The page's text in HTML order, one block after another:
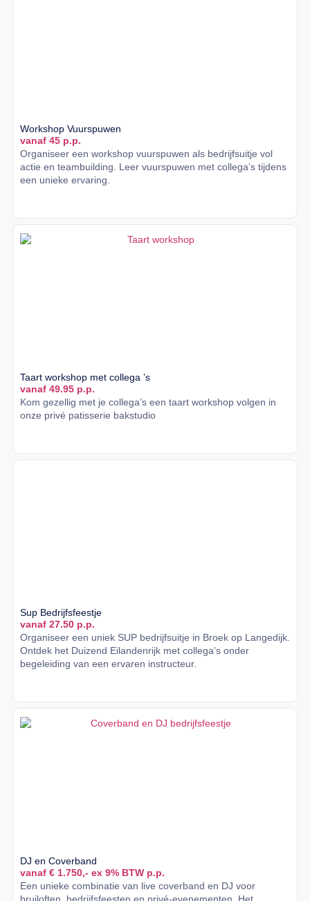
Workshop Vuurspuwen
vanaf 45 p.p.
Organiseer een workshop vuurspuwen als bedrijfsuitje vol
actie en teambuilding. Leer vuurspuwen met collega’s tijdens
een unieke ervaring.
Taart workshop met collega ’s
vanaf 49.95 p.p.
Kom gezellig met je collega’s een taart workshop volgen in
onze privé patisserie bakstudio
Sup Bedrijfsfeestje
vanaf 27.50 p.p.
Organiseer een uniek SUP bedrijfsuitje in Broek op Langedijk.
Ontdek het Duizend Eilandenrijk met collega’s onder
begeleiding van een ervaren instructeur.
DJ en Coverband
vanaf € 1.750,- ex 9% BTW p.p.
Een unieke combinatie van live coverband en DJ voor